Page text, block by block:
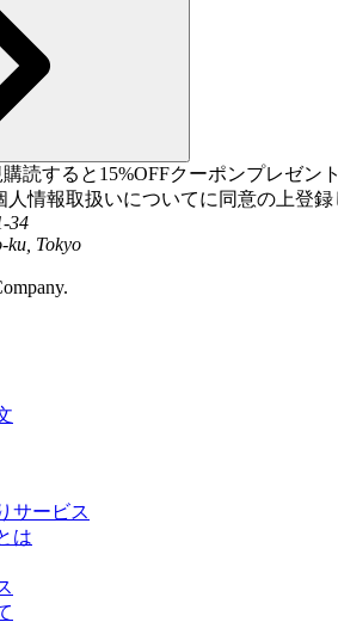
購読すると15%OFFクーポンプレゼ
人情報取扱いについてに同意の上登
34
ku, Tokyo
サービス
は